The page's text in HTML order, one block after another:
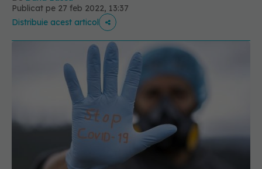
Publicat pe 27 feb 2022, 13:37
Distribuie acest articol